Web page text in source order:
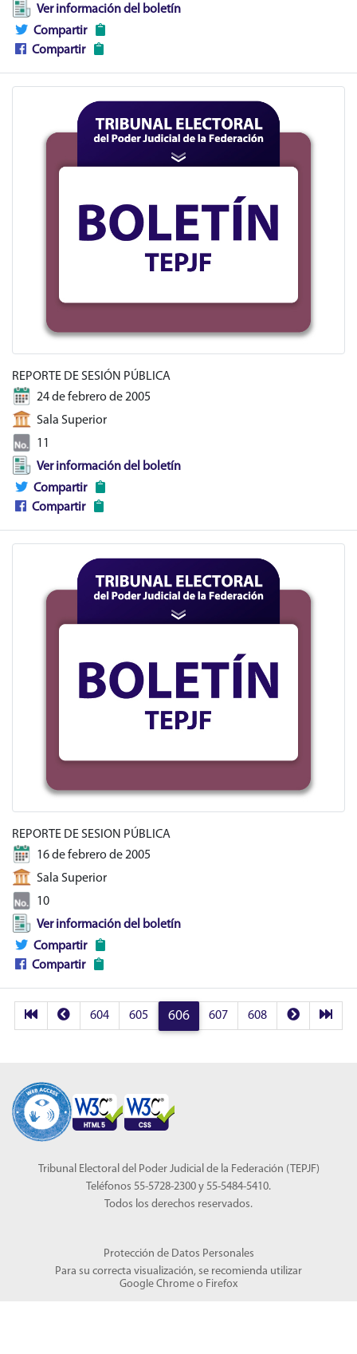
Ver información del boletín
Compartir
Compartir
REPORTE DE SESIÓN PÚBLICA
24 de febrero de 2005
Sala Superior
11
Ver información del boletín
Compartir
Compartir
REPORTE DE SESION PÚBLICA
16 de febrero de 2005
Sala Superior
10
Ver información del boletín
Compartir
Compartir
604 605 606 607 608
Tribunal Electoral del Poder Judicial de la Federación (TEPJF)
Teléfonos 55-5728-2300 y 55-5484-5410.
Todos los derechos reservados.
Protección de Datos Personales
Para su correcta visualización, se recomienda utilizar
Google Chrome o Firefox